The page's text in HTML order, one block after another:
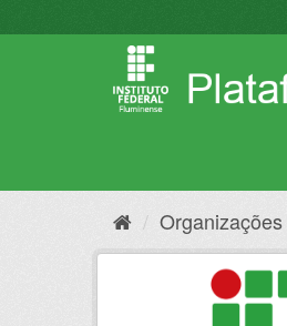
para
Organizações